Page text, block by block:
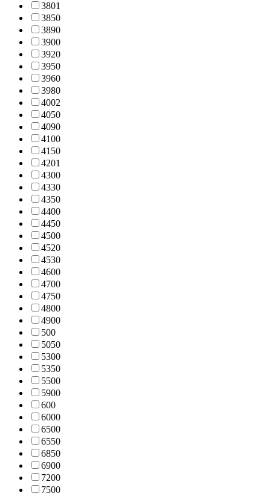
3801
3850
3890
3900
3920
3950
3960
3980
4002
4050
4090
4100
4150
4201
4300
4330
4350
4400
4450
4500
4520
4530
4600
4700
4750
4800
4900
500
5050
5300
5350
5500
5900
600
6000
6500
6550
6850
6900
7200
7500